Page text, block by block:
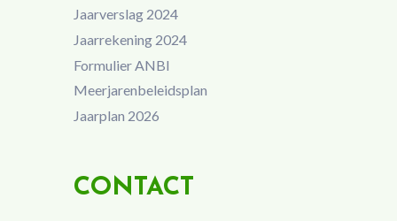
Jaarverslag 2024
Jaarrekening 2024
Formulier ANBI
Meerjarenbeleidsplan
Jaarplan 2026
CONTACT